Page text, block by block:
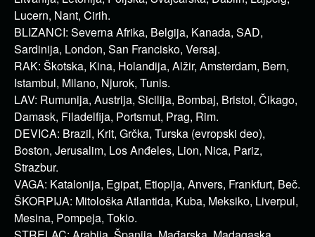
Lucern, Nant, Cirih.
BLIZANCI: Severna Afrika, Belgija, Kanada, SAD,
Sardinija, London, San Francisko, Versaj.
RAK: Škotska, Kina, Holandija, Alžir, Amsterdam, Bern,
Istambul, Milano, Njurok, Tunis.
LAV: Rumunija, Austrija, Sicilija, Bombaj, Bristol, Čikago,
Damask, Filadelfija, Portsmut, Prag, Rim.
DEVICA: Brazil, Krit, Grčka, Turska (evropski deo),
Boston, Jerusalim, Los Anđeles, Lion, Nica, Pariz,
Strazbur.
VAGA: Katalonija, Egipat, Etiopija, Anvers, Frankfurt, Beč.
ŠKORPIJA: Mitološka Atlantida, Kuba, Meksiko, Liverpul,
Mesina, Pompeja, Tokio.